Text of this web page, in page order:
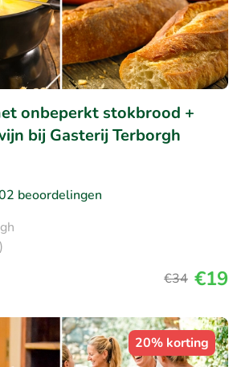
onbeperkt stokbrood +
bij Gasterij Terborgh
beoordelingen
€34 €19
20% korting